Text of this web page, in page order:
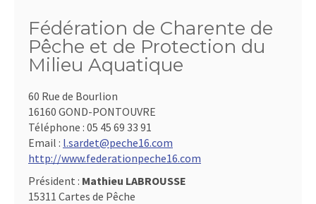
Fédération de Charente de
Pêche et de Protection du
Milieu Aquatique
60 Rue de Bourlion
16160 GOND-PONTOUVRE
Téléphone : 05 45 69 33 91
Email : l.sardet@peche16.com
http://www.federationpeche16.com
Président : Mathieu LABROUSSE
15311 Cartes de Pêche